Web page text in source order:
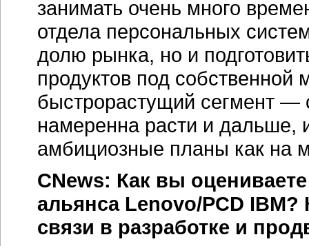
занимать очень много
отдела персональных
долю рынка, но и
продуктов под
быстрорастущий сегмент —
намеренна расти и дальше,
амбициозные планы как на
CNews: Как вы
альянса Lenovo/PCD
связи в разработке и